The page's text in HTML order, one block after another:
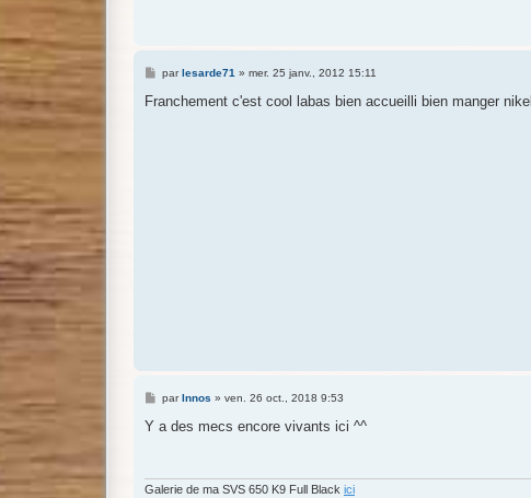
M
s
parlesarde71 » mer. 25 janv., 2012 15:11
Franchement c'est cool labas bien accueilli bien manger nikel
M
s
parInnos » ven. 26 oct., 2018 9:53
Y a des mecs encore vivants ici ^^
Galerie de ma SVS 650 K9 Full Black ici